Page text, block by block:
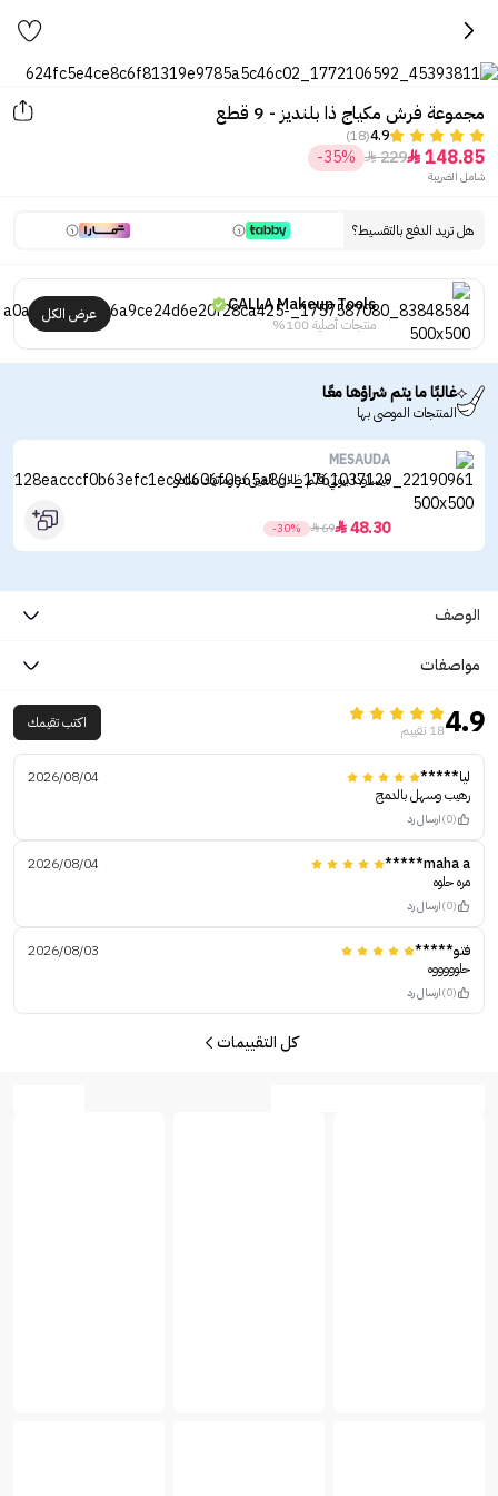
مجموعة فرش مكياج ذا بلنديز - 9 قطع
4.9
(18)
148.85

229

-35%
شامل الضريبة
هل تريد الدفع بالتقسيط؟
CALLA Makeup Tools
منتجات أصلية 100%
عرض الكل
غالبًا ما يتم شراؤها معًا
المنتجات الموصى بها
MESAUDA
ميساودا بيوتي قلم ظلال العين دراوماتيك شادو
48.30

69

-30%
الوصف
مواصفات
4.918 تقييم اكتب تقيمك
ليا*****
2026/08/04
رهيب وسهل بالدمج
(0) ارسال رد
maha a*****
2026/08/04
مره حلوه
(0) ارسال رد
فتو*****
2026/08/03
حلوووووه
(0) ارسال رد
كل التقييمات